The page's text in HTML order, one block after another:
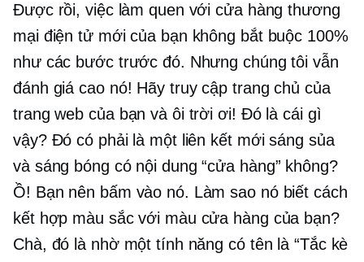
Được rồi, việc làm quen với cửa hàng thương
mại điện tử mới của bạn không bắt buộc 100%
như các bước trước đó. Nhưng chúng tôi vẫn
đánh giá cao nó! Hãy truy cập trang chủ của
trang web của bạn và ôi trời ơi! Đó là cái gì
vậy? Đó có phải là một liên kết mới sáng sủa
và sáng bóng có nội dung “cửa hàng” không?
Ồ! Bạn nên bấm vào nó. Làm sao nó biết cách
kết hợp màu sắc với màu cửa hàng của bạn?
Chà, đó là nhờ một tính năng có tên là “Tắc kè